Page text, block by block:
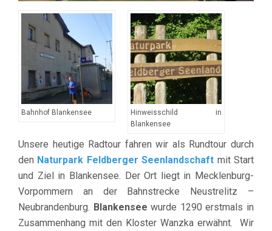
Bahnhof Blankensee
Hinweisschild in
Blankensee
Unsere heutige Radtour fahren wir als Rundtour durch
den Naturpark Feldberger Seenlandschaft mit Start
und Ziel in Blankensee. Der Ort liegt in Mecklenburg-
Vorpommern an der Bahnstrecke Neustrelitz –
Neubrandenburg. Blankensee wurde 1290 erstmals in
Zusammenhang mit den Kloster Wanzka erwähnt. Wir